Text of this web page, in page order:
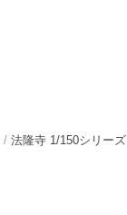
/ 法隆寺 1/150シリーズ